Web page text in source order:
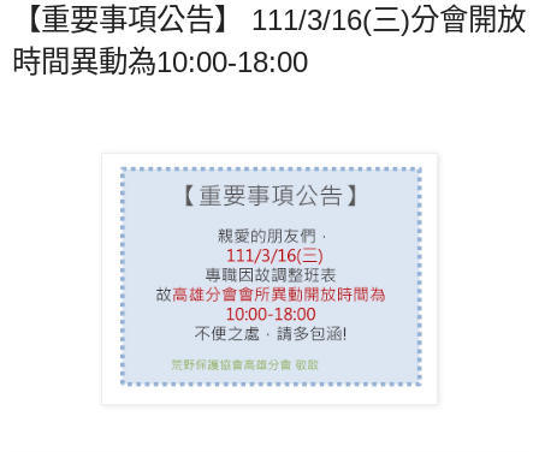
【重要事項公告】 111/3/16(三)分會開放
時間異動為10:00-18:00